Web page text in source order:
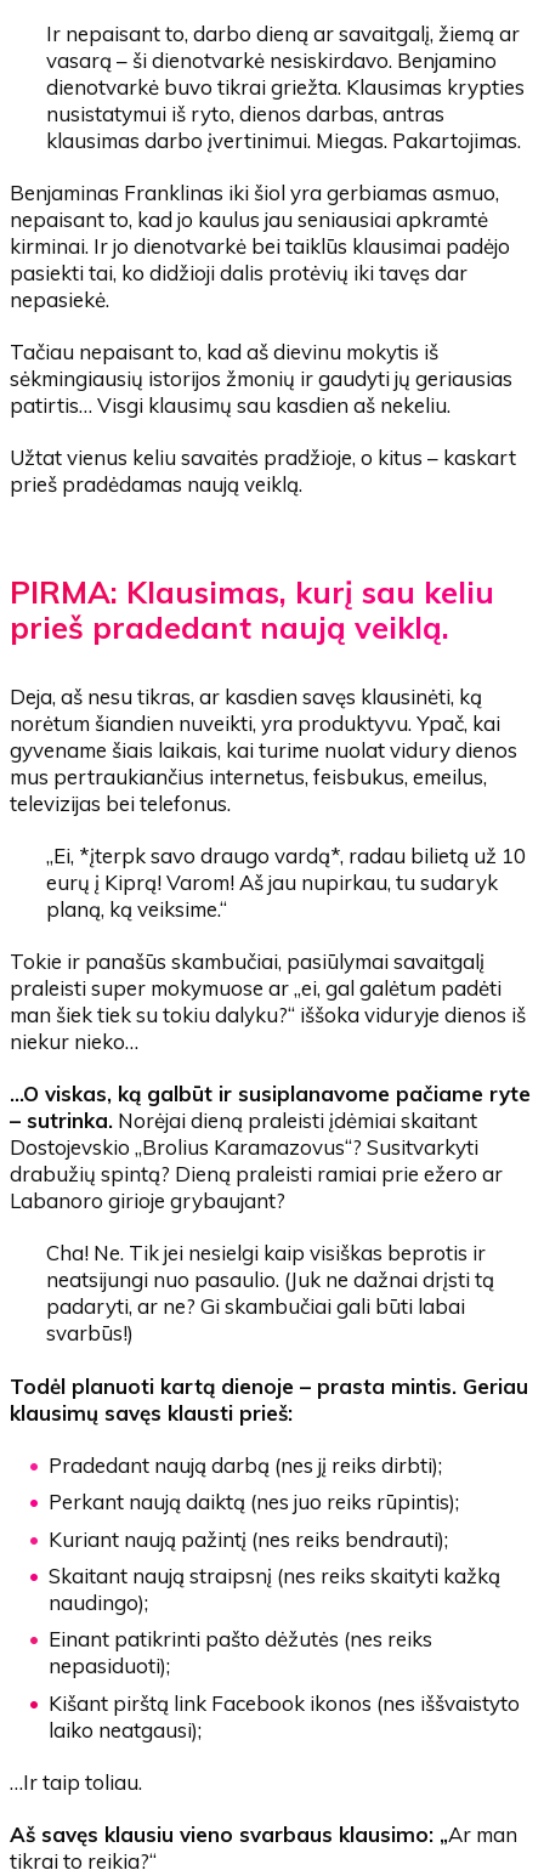
Ir nepaisant to, darbo dieną ar savaitgalį, žiemą ar
vasarą – ši dienotvarkė nesiskirdavo. Benjamino
dienotvarkė buvo tikrai griežta. Klausimas krypties
nusistatymui iš ryto, dienos darbas, antras
klausimas darbo įvertinimui. Miegas. Pakartojimas.
Benjaminas Franklinas iki šiol yra gerbiamas asmuo,
nepaisant to, kad jo kaulus jau seniausiai apkramtė
kirminai. Ir jo dienotvarkė bei taiklūs klausimai padėjo
pasiekti tai, ko didžioji dalis protėvių iki tavęs dar
nepasiekė.
Tačiau nepaisant to, kad aš dievinu mokytis iš
sėkmingiausių istorijos žmonių ir gaudyti jų geriausias
patirtis… Visgi klausimųsau kasdien aš nekeliu.
Užtat vienus keliu savaitės pradžioje, o kitus – kaskart
prieš pradėdamas naują veiklą.
PIRMA: Klausimas, kurį sau keliu
prieš pradedant naują veiklą.
Deja, aš nesu tikras, ar kasdien savęs klausinėti, ką
norėtum šiandien nuveikti, yra produktyvu. Ypač, kai
gyvename šiais laikais, kai turime nuolat vidury dienos
mus pertraukiančius internetus, feisbukus, emeilus,
televizijas bei telefonus.
„Ei, *įterpk savo draugo vardą*, radau bilietą už 10
eurų į Kiprą! Varom! Aš jau nupirkau, tu sudaryk
planą, ką veiksime.“
Tokie ir panašūs skambučiai, pasiūlymai savaitgalį
praleisti super mokymuose ar „ei, gal galėtum padėti
man šiek tiek su tokiu dalyku?“ iššoka viduryje dienos iš
niekur nieko…
…O viskas, ką galbūt ir susiplanavome pačiame ryte
– sutrinka. Norėjai dieną praleisti įdėmiai skaitant
Dostojevskio „Brolius Karamazovus“? Susitvarkyti
drabužių spintą? Dieną praleisti ramiai prie ežero ar
Labanoro girioje grybaujant?
Cha! Ne. Tik jei nesielgi kaip visiškas beprotis ir
neatsijungi nuo pasaulio. (Juk ne dažnai drįsti tą
padaryti, ar ne? Gi skambučiai gali būti labai
svarbūs!)
Todėl planuoti kartą dienoje – prasta mintis. Geriau
klausimų savęs klausti prieš:
Pradedant naują darbą (nes jį reiks dirbti);
Perkant naują daiktą (nes juo reiks rūpintis);
Kuriant naują pažintį (nes reiks bendrauti);
Skaitant naują straipsnį (nes reiks skaityti kažką
naudingo);
Einant patikrinti pašto dėžutės (nes reiks
nepasiduoti);
Kišant pirštą link Facebook ikonos (nes iššvaistyto
laiko neatgausi);
…Ir taip toliau.
Aš savęs klausiu vieno svarbaus klausimo: „Ar man
tikrai to reikia?“